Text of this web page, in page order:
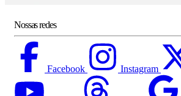
Nossas redes
Facebook Instagram